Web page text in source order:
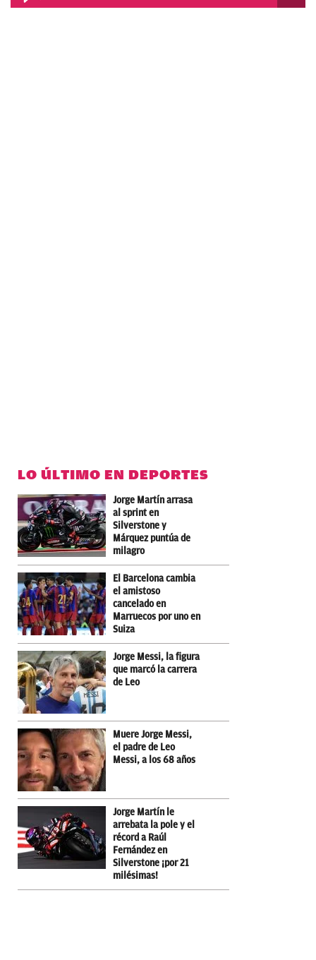
LO ÚLTIMO EN DEPORTES
Jorge Martín arrasa
al sprint en
Silverstone y
Márquez puntúa de
milagro
El Barcelona cambia
el amistoso
cancelado en
Marruecos por uno en
Suiza
Jorge Messi, la figura
que marcó la carrera
de Leo
Muere Jorge Messi,
el padre de Leo
Messi, a los 68 años
Jorge Martín le
arrebata la pole y el
récord a Raúl
Fernández en
Silverstone ¡por 21
milésimas!